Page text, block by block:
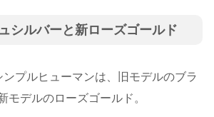
シルバーと新ローズゴールド
プルヒューマンは、旧モデルのブラ
モデルのローズゴールド。